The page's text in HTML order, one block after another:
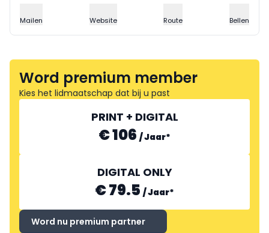
Mailen Website Route Bellen
Word premium member
Kies het lidmaatschap dat bij u past
PRINT + DIGITAL
€ 106 /Jaar*
DIGITAL ONLY
€ 79.5 /Jaar*
Word nu premium partner